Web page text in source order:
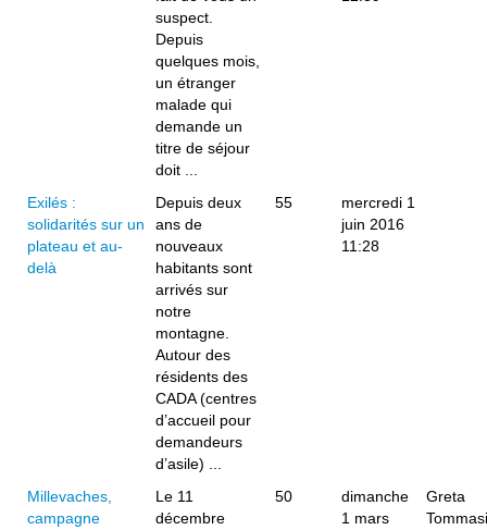
suspect.
Depuis
quelques mois,
un étranger
malade qui
demande un
titre de séjour
doit ...
Exilés :
solidarités sur un
plateau et au-
delà
Depuis deux
ans de
nouveaux
habitants sont
arrivés sur
notre
montagne.
Autour des
résidents des
CADA (centres
d’accueil pour
demandeurs
d’asile) ...
55
mercredi 1
juin 2016
11:28
Millevaches,
campagne
Le 11
décembre
50
dimanche
1 mars
Greta
Tommasi